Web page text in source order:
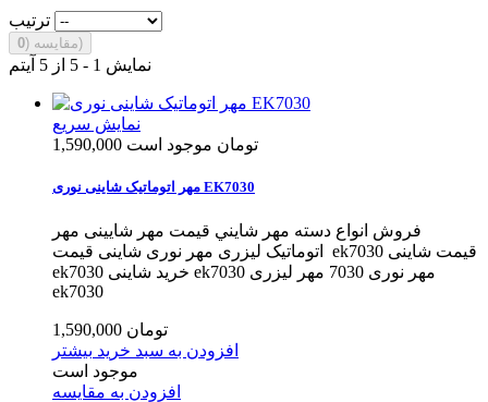
ترتیب
مقایسه (0 )
نمایش 1 - 5 از 5 آیتم
نمایش سریع
1,590,000 تومان موجود است
مهر اتوماتیک شاینی نوری EK7030
فروش انواع دسته مهر شايني قیمت مهر شایینی مهر
اتوماتیک لیزری مهر نوری شاینی قیمت ek7030 قیمت شاینی
ek7030 خرید شاینی ek7030 مهر نوری 7030 مهر لیزری
ek7030
1,590,000 تومان
افزودن به سبد خرید بیشتر
موجود است
افزودن به مقایسه